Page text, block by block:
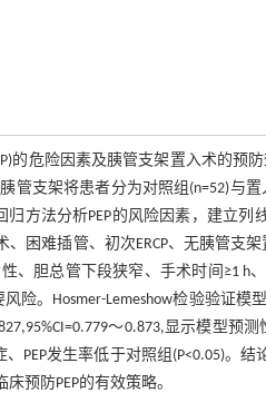
的危险因素及胰管支架置入术的预
支架将患者分为对照组(n=52)与置
归方法分析PEP的风险因素，建立
困难插管、初次ERCP、无胰管支
、胆总管下段狭窄、手术时间≥1 h
。Hosmer-Lemeshow检验验证模
～0.873,显示模型预测
PEP发生率低于对照组(P<0.05)。
预防PEP的有效策略。